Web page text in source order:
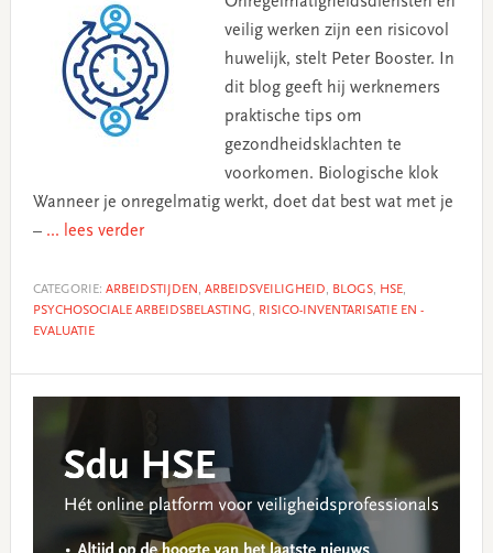
veilig werken zijn een risicovol
huwelijk, stelt Peter Booster. In
dit blog geeft hij werknemers
praktische tips om
gezondheidsklachten te
voorkomen. Biologische klok
Wanneer je onregelmatig werkt, doet dat best wat met je
– ... lees verder
CATEGORIE: ARBEIDSTIJDEN , ARBEIDSVEILIGHEID, BLOGS, HSE,
PSYCHOSOCIALE ARBEIDSBELASTING, RISICO-INVENTARISATIE EN -
EVALUATIE
Primary
Sidebar